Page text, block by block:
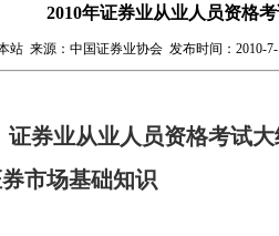
2010年证券业从业人员资格
站 来源：中国证券业协会 发布时间：2010-7-
证券业从业人员资格考试
场基础知识